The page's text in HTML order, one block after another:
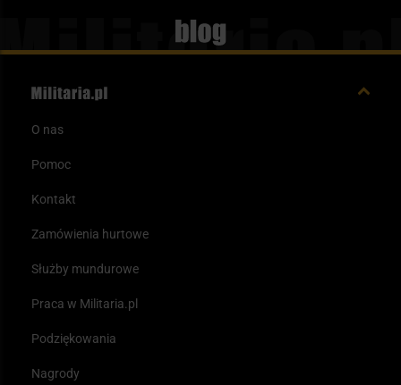
Blog
O nas
Pomoc
Kontakt
Zamówienia hurtowe
Służby mundurowe
Praca w Militaria.pl
Podziękowania
Nagrody